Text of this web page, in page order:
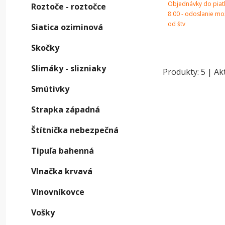
Objednávky do
8:00 - odoslanie
od štv
Produkty: 5 |
Roztoče - roztočce
Siatica oziminová
Skočky
Slimáky - slizniaky
Smútivky
Strapka západná
Štítnička nebezpečná
Tipuľa bahenná
Vlnačka krvavá
Vlnovníkovce
Vošky